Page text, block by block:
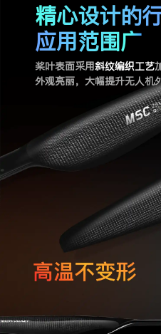
精心设计的
应用范围广
桨叶表面采用斜纹编织工艺
外观亮丽，大幅提升无人机